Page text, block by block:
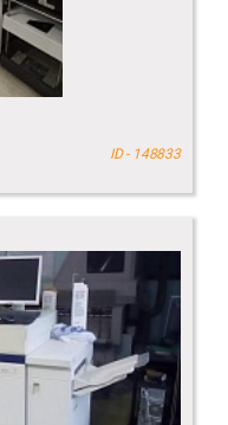
ID - 148833